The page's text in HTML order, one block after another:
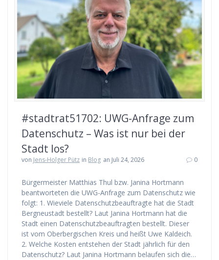
#stadtrat51702: UWG-Anfrage zum
Datenschutz – Was ist nur bei der
Stadt los?
von Jens-Holger Pütz in Blog an Juli 24, 2026 0
Bürgermeister Matthias Thul bzw. Janina Hortmann
beantworteten die UWG-Anfrage zum Datenschutz wie
folgt: 1. Wieviele Datenschutzbeauftragte hat die Stadt
Bergneustadt bestellt? Laut Janina Hortmann hat die
Stadt einen Datenschutzbeauftragten bestellt. Dieser
ist vom Oberbergischen Kreis und heißt Uwe Kaldeich.
2. Welche Kosten entstehen der Stadt jährlich für den
Datenschutz? Laut Janina Hortmann belaufen sich die…